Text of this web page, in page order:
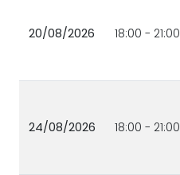
20/08/2026 18:00 - 21:00
24/08/2026 18:00 - 21:00